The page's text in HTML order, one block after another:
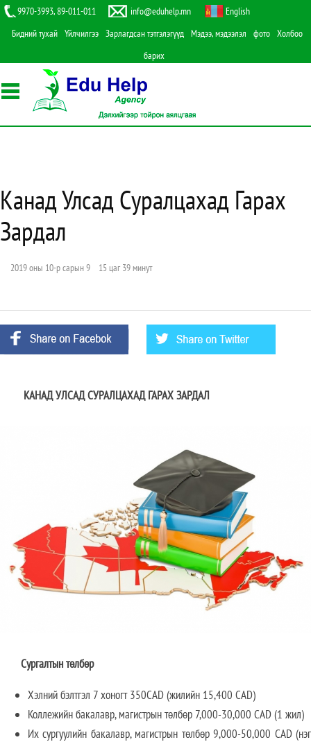
9970-3993, 89-011-011 info@eduhelp.mn
English
Бидний тухай Үйлчилгээ Зарлагдсан тэтгэлэгүүд Мэдээ, мэдээлэл фото Холбоо
барих
Канад Улсад Суралцахад Гарах
Зардал
2019 оны 10-р сарын 9 15 цаг 39 минут
КАНАД УЛСАД СУРАЛЦАХАД ГАРАХ ЗАРДАЛ
Сургалтын төлбөр
Хэлний бэлтгэл 7 хоногт 350CAD (жилийн 15,400 CAD)
Коллежийн бакалавр, магистрын төлбөр 7,000-30,000 CAD (1 жил)
Их сургуулийн бакалавр, магистрын төлбөр 9,000-50,000 CAD (нэг